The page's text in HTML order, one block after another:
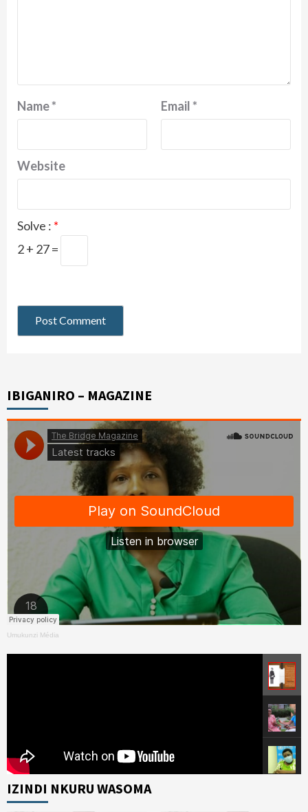
Name* Email*
Website
Solve : *
2 + 27 =
IBIGANIRO – MAGAZINE
Umukunzi Média
IZINDI NKURU WASOMA